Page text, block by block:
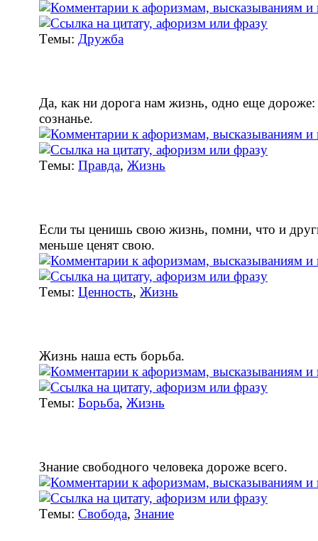
Tемы: Дружба
Да, как ни дорога нам жизнь, одно еще
сознанье.
Tемы: Правда, Жизнь
Если ты ценишь свою жизнь, помни, что и
меньше ценят свою.
Tемы: Ценность, Жизнь
Жизнь наша есть борьба.
Tемы: Борьба, Жизнь
Знание свободного человека дороже всего.
Tемы: Свобода, Знание